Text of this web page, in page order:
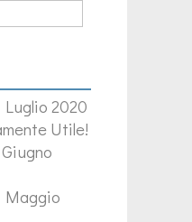
2020
Utile!
Maggio